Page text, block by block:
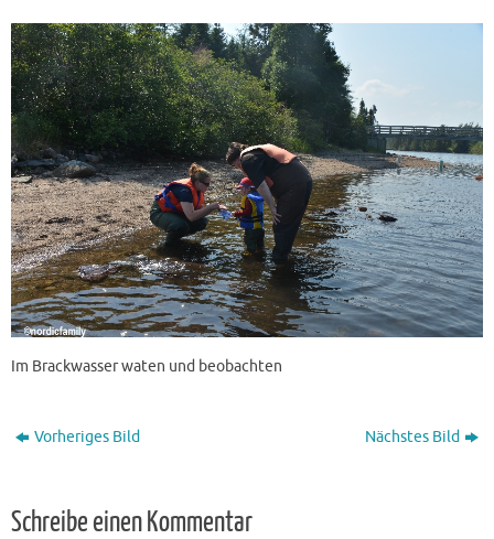
Im Brackwasser waten und beobachten
Vorheriges Bild Nächstes Bild
Schreibe einen Kommentar